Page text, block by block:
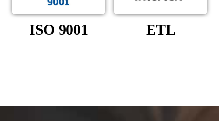
ISO 9001 ETL